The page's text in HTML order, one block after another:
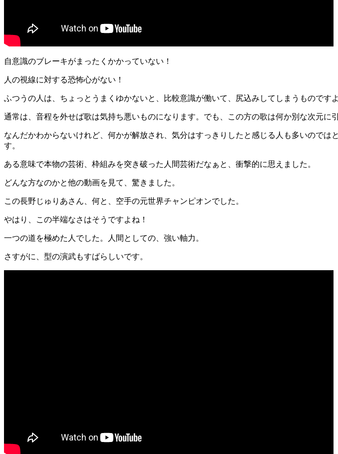
自意識のブレーキがまったくかかっていない！
人の視線に対する恐怖心がない！
ふつうの人は、ちょっとうまくゆかないと、比較意識が働いて、尻込みしてしまうものです
通常は、音程を外せば歌は気持ち悪いものになります。でも、この方の歌は何か別な次元に
なんだかわからないけれど、何かが解放され、気分はすっきりしたと感じる人も多いので
す。
ある意味で本物の芸術、枠組みを突き破った人間芸術だなぁと、衝撃的に思えました。
どんな方なのかと他の動画を見て、驚きました。
この長野じゅりあさん、何と、空手の元世界チャンピオンでした。
やはり、この半端なさはそうですよね！
一つの道を極めた人でした。人間としての、強い軸力。
さすがに、型の演武もすばらしいです。